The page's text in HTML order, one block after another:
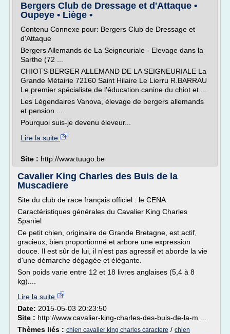
Bergers Club de Dressage et d'Attaque •
Oupeye • Liège •
Contenu Connexe pour: Bergers Club de Dressage et
d'Attaque
Bergers Allemands de La Seigneuriale - Elevage dans la
Sarthe (72 ...
CHIOTS BERGER ALLEMAND DE LA SEIGNEURIALE La
Grande Métairie 72160 Saint Hilaire Le Lierru R.BARRAU
Le premier spécialiste de l'éducation canine du chiot et ...
Les Légendaires Vanova, élevage de bergers allemands
et pension ...
Pourquoi suis-je devenu éleveur...
Lire la suite
Site : http://www.tuugo.be
Cavalier King Charles des Buis de la
Muscadiere
Site du club de race français officiel : le CENA
Caractéristiques générales du Cavalier King Charles
Spaniel
Ce petit chien, originaire de Grande Bretagne, est actif,
gracieux, bien proportionné et arbore une expression
douce. Il est sûr de lui, il n'est pas agressif et aborde la vie
d'une démarche dégagée et élégante.
Son poids varie entre 12 et 18 livres anglaises (5,4 à 8
kg)....
Lire la suite
Date: 2015-05-03 20:23:50
Site : http://www.cavalier-king-charles-des-buis-de-la-m ...
Thèmes liés : chien cavalier king charles caractere / chien